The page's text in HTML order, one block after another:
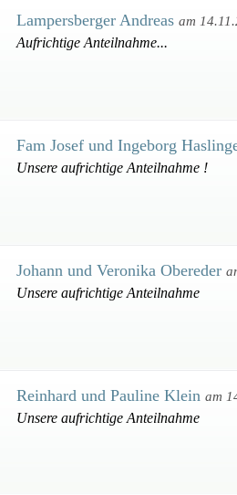
Lampersberger Andreas am
Aufrichtige Anteilnahme...
Fam Josef und Ingeborg
Unsere aufrichtige Anteilnahme !
Johann und Veronika Obereder
Unsere aufrichtige Anteilnahme
Reinhard und Pauline Klein am
Unsere aufrichtige Anteilnahme